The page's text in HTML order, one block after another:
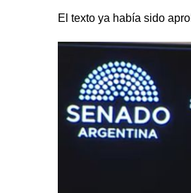
El texto ya había sido